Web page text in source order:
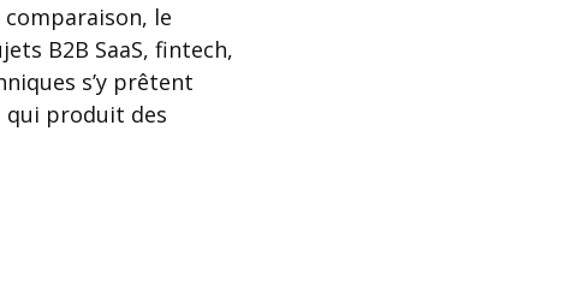
le
B2B SaaS, fintech,
s’y prêtent
qui produit des